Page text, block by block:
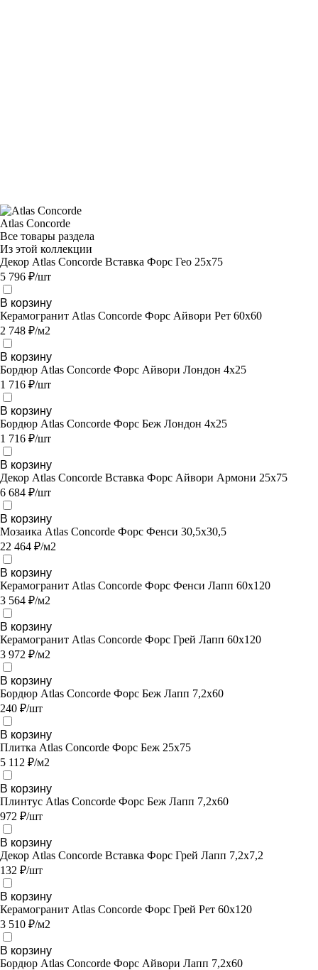
Atlas Concorde
Все товары раздела
Из этой коллекции
Декор Atlas Concorde Вставка Форс Гео 25х75
5 796 ₽/шт
В корзину
Керамогранит Atlas Concorde Форс Айвори Рет 60х60
2 748 ₽/м2
В корзину
Бордюр Atlas Concorde Форс Айвори Лондон 4х25
1 716 ₽/шт
В корзину
Бордюр Atlas Concorde Форс Беж Лондон 4х25
1 716 ₽/шт
В корзину
Декор Atlas Concorde Вставка Форс Айвори Армони 25х75
6 684 ₽/шт
В корзину
Мозаика Atlas Concorde Форс Фенси 30,5х30,5
22 464 ₽/м2
В корзину
Керамогранит Atlas Concorde Форс Фенси Лапп 60х120
3 564 ₽/м2
В корзину
Керамогранит Atlas Concorde Форс Грей Лапп 60х120
3 972 ₽/м2
В корзину
Бордюр Atlas Concorde Форс Беж Лапп 7,2х60
240 ₽/шт
В корзину
Плитка Atlas Concorde Форс Беж 25х75
5 112 ₽/м2
В корзину
Плинтус Atlas Concorde Форс Беж Лапп 7,2х60
972 ₽/шт
В корзину
Декор Atlas Concorde Вставка Форс Грей Лапп 7,2х7,2
132 ₽/шт
В корзину
Керамогранит Atlas Concorde Форс Грей Рет 60х120
3 510 ₽/м2
В корзину
Бордюр Atlas Concorde Форс Айвори Лапп 7,2х60